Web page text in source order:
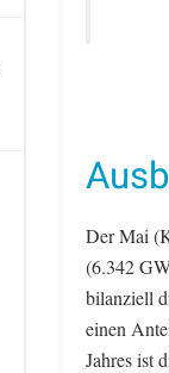
Der Mai
(6.342
bilanziell
einen
Jahres ist